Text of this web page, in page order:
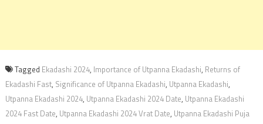
Tagged Ekadashi 2024, Importance of Utpanna Ekadashi, Returns of
Ekadashi Fast, Significance of Utpanna Ekadashi, Utpanna Ekadashi,
Utpanna Ekadashi 2024, Utpanna Ekadashi 2024 Date, Utpanna Ekadashi
2024 Fast Date, Utpanna Ekadashi 2024 Vrat Date, Utpanna Ekadashi Puja